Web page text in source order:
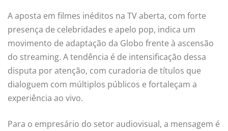
A aposta em filmes inéditos na TV aberta, com forte
presença de celebridades e apelo pop, indica um
movimento de adaptação da Globo frente à ascensão
do streaming. A tendência é de intensificação dessa
disputa por atenção, com curadoria de títulos que
dialoguem com múltiplos públicos e fortaleçam a
experiência ao vivo.
Para o empresário do setor audiovisual, a mensagem é